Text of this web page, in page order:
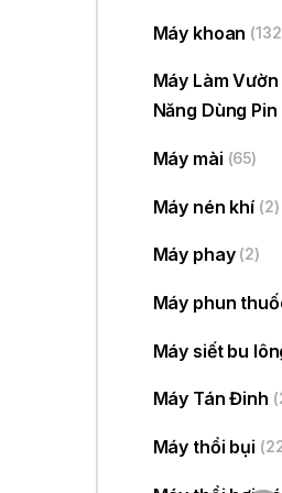
Máy khoan
Máy Làm
Năng Dùng Pin
Máy mài (65)
Máy nén khí (2)
Máy phay (2)
Máy phun
Máy siết bu
Máy Tán Đinh
Máy thổi bụi